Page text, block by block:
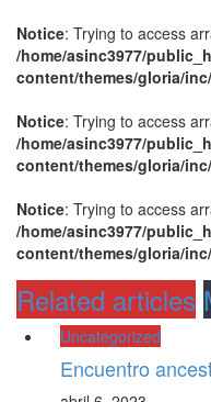
Notice: Trying to access
/home/asinc3977/
content/themes/gloria/
Notice: Trying to access
/home/asinc3977/
content/themes/gloria/
Notice: Trying to access
/home/asinc3977/
content/themes/gloria/
Related articles
Uncategorized
Encuentro